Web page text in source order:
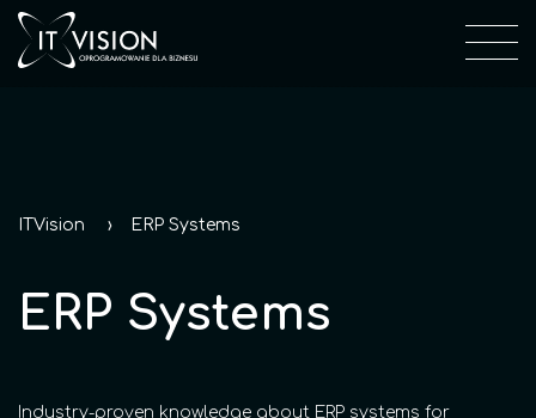
ITVision ERP Systems
ERP Systems
Industry-proven knowledge about ERP systems for